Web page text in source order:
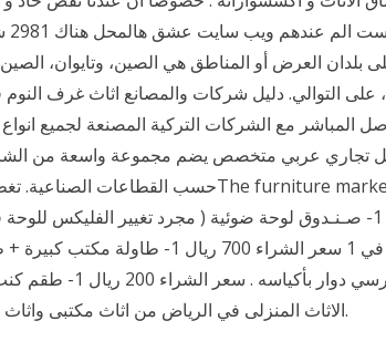
على التوالي. دليل شركات والمصانع اثاث غرف النوم
المباشر مع الشركات التركية المصنعة لجميع
تجاري عربي متخصص يضم مجموعة واسعة من
1- كرسي دوار
الاثاث المنزلى في الرياض من اثاث مكتبى واثاث مطابخ وتحف ومفروشات وسجاجيد وموكيت.